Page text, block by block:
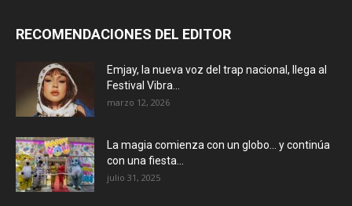
RECOMENDACIONES DEL EDITOR
Emjay, la nueva voz del trap nacional, llega al
Festival Vibra...
marzo 12, 2026
La magia comienza con un globo… y continúa
con una fiesta...
julio 31, 2025